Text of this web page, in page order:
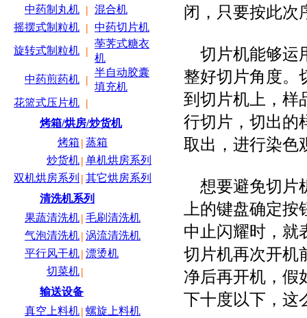
中药制丸机 | 混合机
摇摆式制粒机 | 中药切片机
旋转式制粒机 |
荸荠式糖衣
机
中药煎药机 |
半自动胶囊
填充机
花篮式压片机 |
烤箱/烘房/炒货机
烤箱 | 蒸箱
炒货机| 单机烘房系列
双机烘房系列 | 其它烘房系列
清洗机系列
果蔬清洗机| 毛刷清洗机
气泡清洗机| 涡流清洗机
平行风干机| 漂烫机
切菜机|
输送设备
真空上料机| 螺旋上料机
闭，只要按此次
切片机能够运
整好切片角度。
到切片机上，样
行切片，切出的
取出，进行染色
想要避免切片
上的键盘确定
中止闪耀时，就
切片机再次开机
净后再开机，假
下十度以下，这